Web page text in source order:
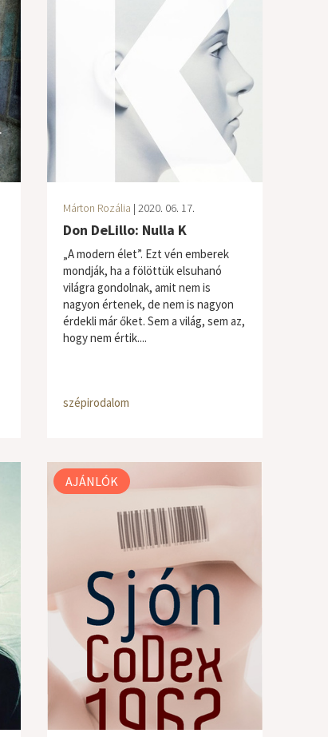
Márton Rozália | 2020. 06. 17.
Don DeLillo: Nulla K
„A modern élet”. Ezt vén emberek
mondják, ha a fölöttük elsuhanó
világra gondolnak, amit nem is
nagyon értenek, de nem is nagyon
érdekli már őket. Sem a világ, sem az,
hogy nem értik....
szépirodalom
AJÁNLÓK